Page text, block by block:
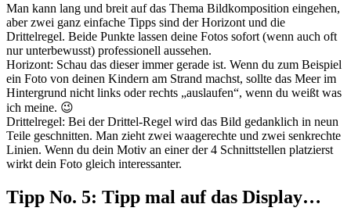
Man kann lang und breit auf das Thema Bildkomposition eingehen,
aber zwei ganz einfache Tipps sind der Horizont und die
Drittelregel. Beide Punkte lassen deine Fotos sofort (wenn auch oft
nur unterbewusst) professionell aussehen.
Horizont: Schau das dieser immer gerade ist. Wenn du zum Beispiel
ein Foto von deinen Kindern am Strand machst, sollte das Meer im
Hintergrund nicht links oder rechts „auslaufen“, wenn du weißt was
ich meine. 😉
Drittelregel: Bei der Drittel-Regel wird das Bild gedanklich in neun
Teile geschnitten. Man zieht zwei waagerechte und zwei senkrechte
Linien. Wenn du dein Motiv an einer der 4 Schnittstellen platzierst
wirkt dein Foto gleich interessanter.
Tipp No. 5: Tipp mal auf das Display…